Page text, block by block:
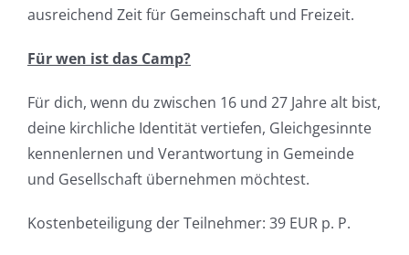
ausreichend Zeit für Gemeinschaft und Freizeit.
Für wen ist das Camp?
Für dich, wenn du zwischen 16 und 27 Jahre alt bist,
deine kirchliche Identität vertiefen, Gleichgesinnte
kennenlernen und Verantwortung in Gemeinde
und Gesellschaft übernehmen möchtest.
Kostenbeteiligung der Teilnehmer: 39 EUR p. P.